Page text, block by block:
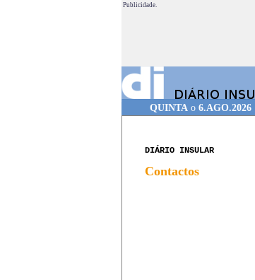
Publicidade.
QUINTA o 6.AGO.2026
DIÁRIO INSULAR
Contactos